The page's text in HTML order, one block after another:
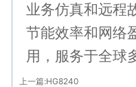
业务仿真和远程
节能效率和网络
用，服务于全球
上一篇:HG8240